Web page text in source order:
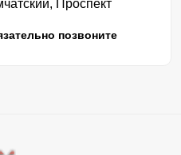
Проспект
позвоните